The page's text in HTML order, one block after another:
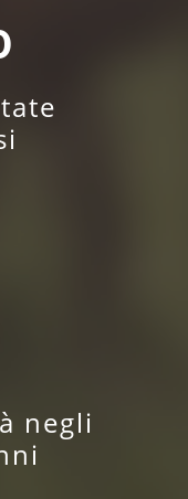
negli